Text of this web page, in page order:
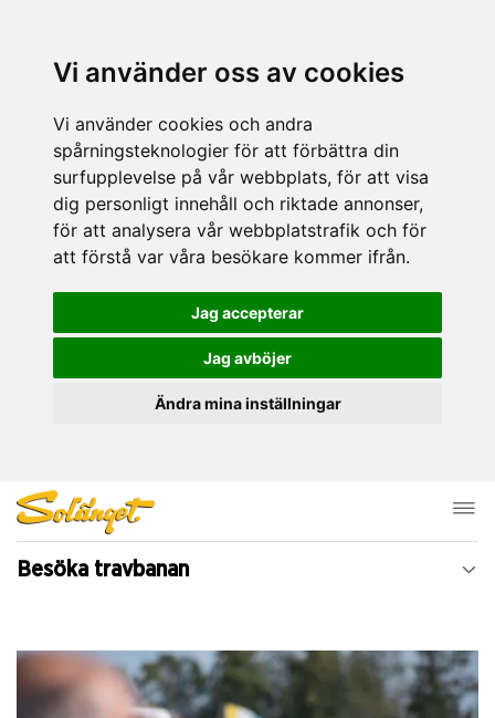
Vi använder oss av cookies
Vi använder cookies och andra
spårningsteknologier för att förbättra din
surfupplevelse på vår webbplats, för att visa
dig personligt innehåll och riktade annonser,
för att analysera vår webbplatstrafik och för
att förstå var våra besökare kommer ifrån.
Jag accepterar
Jag avböjer
Ändra mina inställningar
Besöka travbanan